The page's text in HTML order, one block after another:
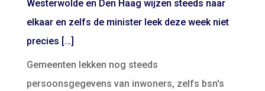
Westerwolde en Den Haag wijzen steeds naar
elkaar en zelfs de minister leek deze week niet
precies […]
Gemeenten lekken nog steeds
persoonsgegevens van inwoners, zelfs bsn's